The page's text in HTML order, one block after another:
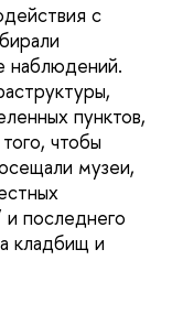
с
наблюдений.
пунктов,
чтобы
музеи,
последнего
кладбищ и